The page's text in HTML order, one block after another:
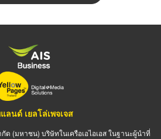
ลนด์ เยลโล่เพจเจส
ด (มหาชน) บริษัทในเครือเอไอเอส ในฐานะผู้นำที่